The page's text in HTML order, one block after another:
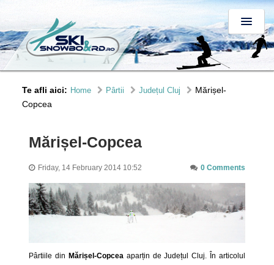
Te afli aici: Home Pârtii Județul Cluj
Mărișel-
Copcea
Mărișel-Copcea
Friday, 14 February 2014 10:52 0 Comments
Pârtiile din Mărișel-Copceaaparțin de Județul Cluj. În articolul